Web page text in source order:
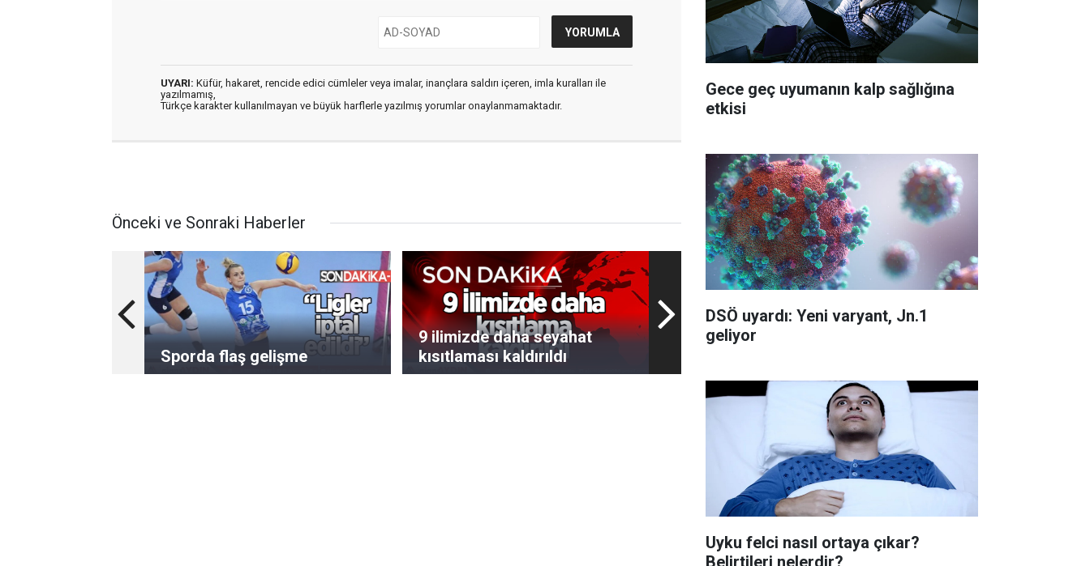
UYARI: Küfür, hakaret, rencide edici cümleler veya imalar, inançlara saldırı içeren, imla kuralları ile
yazılmamış,
Türkçe karakter kullanılmayan ve büyük harflerle yazılmış yorumlar onaylanmamaktadır.
Önceki ve Sonraki Haberler
Sporda flaş gelişme
9 ilimizde daha seyahat
kısıtlaması kaldırıldı
Gece geç uyumanın kalp sağlığına
etkisi
DSÖ uyardı: Yeni varyant, Jn.1
geliyor
Uyku felci nasıl ortaya çıkar?
Belirtileri nelerdir?